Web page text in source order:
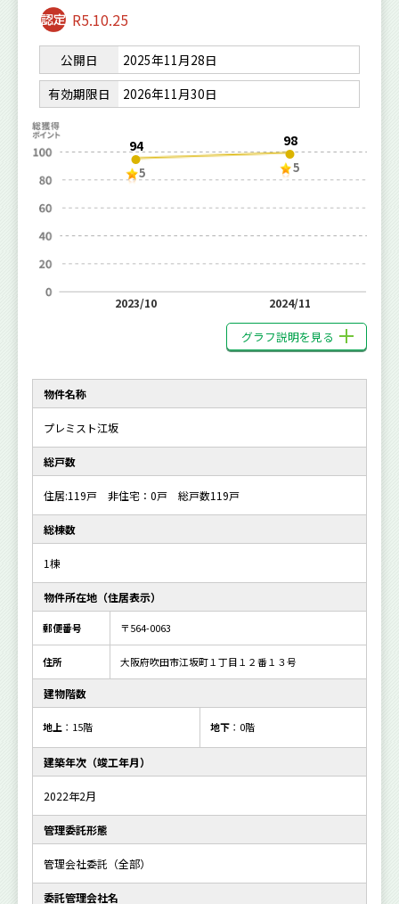
R5.10.25
公開日
2025年11月28日
有効期限日
2026年11月30日
94
5
2023/10
98
5
2024/11
グラフ説明を見る
物件名称
プレミスト江坂
総戸数
住居:119戸 非住宅：0戸 総戸数119戸
総棟数
1棟
物件所在地（住居表示）
郵便番号 〒564-0063
住所 大阪府吹田市江坂町１丁目１２番１３号
建物階数
地上 ：15階 地下：0階
建築年次（竣工年月）
2022年2月
管理委託形態
管理会社委託（全部）
委託管理会社名